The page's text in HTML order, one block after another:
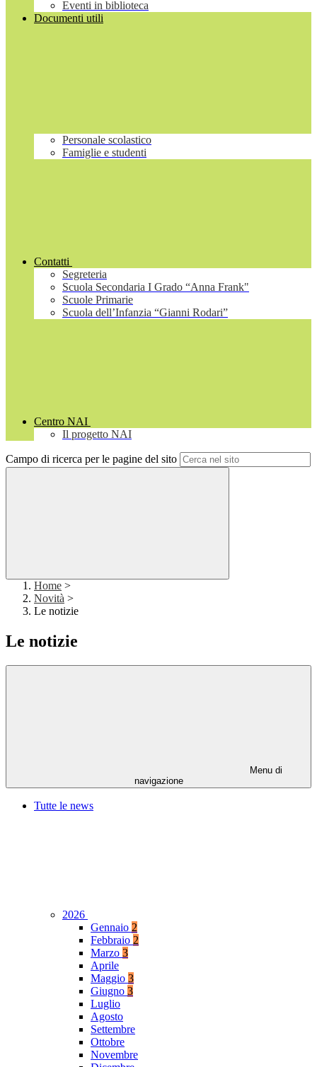
Eventi in biblioteca
Documenti utili
Personale scolastico
Famiglie e studenti
Contatti
Segreteria
Scuola Secondaria I Grado “Anna Frank"
Scuole Primarie
Scuola dell’Infanzia “Gianni Rodari”
Centro NAI
Il progetto NAI
Campo di ricerca per le pagine del sito
Home >
Novità >
Le notizie
Le notizie
Menu di
navigazione
Tutte le news
2026
Gennaio 2
Febbraio 2
Marzo 3
Aprile
Maggio 3
Giugno 3
Luglio
Agosto
Settembre
Ottobre
Novembre